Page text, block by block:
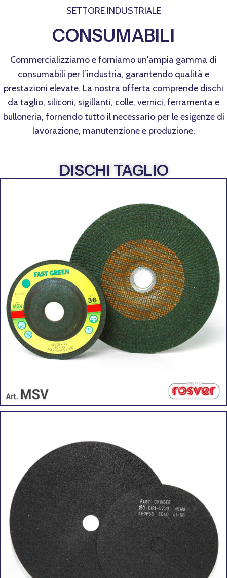
SETTORE INDUSTRIALE
CONSUMABILI
Commercializziamo e forniamo un'ampia gamma di
consumabili per l’industria, garantendo qualità e
prestazioni elevate. La nostra offerta comprende dischi
da taglio, siliconi, sigillanti, colle, vernici, ferramenta e
bulloneria, fornendo tutto il necessario per le esigenze di
lavorazione, manutenzione e produzione.
DISCHI TAGLIO